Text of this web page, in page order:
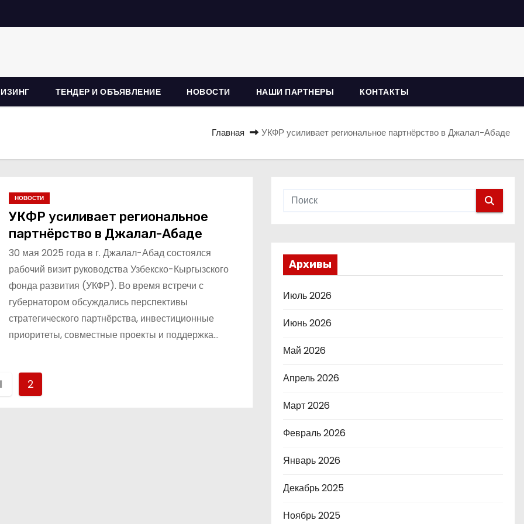
ТЕНДЕР И ОБЪЯВЛЕНИЕ НОВОСТИ НАШИ ПАРТНЕРЫ КОНТАКТЫ
Главная УКФР усиливает региональное партнёрство в Джалал-Абаде
НОВОСТИ
УКФР усиливает региональное
партнёрство в Джалал-Абаде
30 мая 2025 года в г. Джалал-Абад состоялся
рабочий визит руководства Узбекско-Кыргызского
фонда развития (УКФР). Во время встречи с
губернатором обсуждались перспективы
стратегического партнёрства, инвестиционные
приоритеты, совместные проекты и поддержка…
2
Архивы
Июль 2026
Июнь 2026
Май 2026
Апрель 2026
Март 2026
Февраль 2026
Январь 2026
Декабрь 2025
Ноябрь 2025